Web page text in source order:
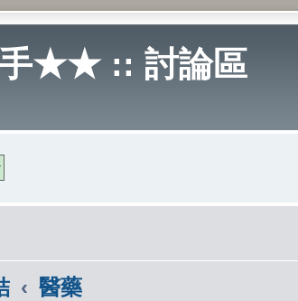
★★ :: 討論區
醫藥